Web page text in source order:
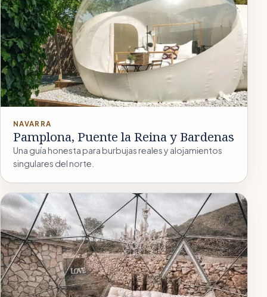
NAVARRA
Pamplona, Puente la Reina y Bardenas
Una guía honesta para burbujas reales y alojamientos
singulares del norte.